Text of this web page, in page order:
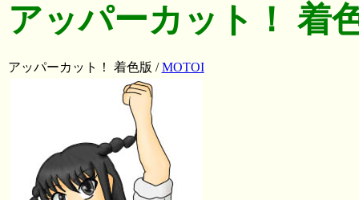
アッパーカット！ 着
アッパーカット！ 着色版 /MOTOI